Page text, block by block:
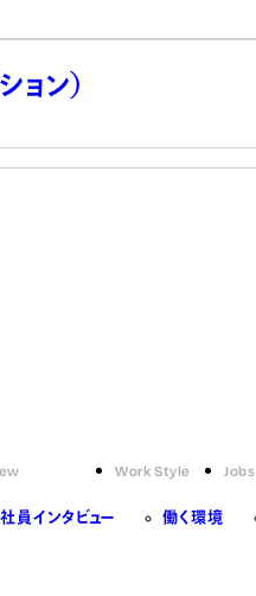
ョン）
社員インタビュー
Work Style
働く環境
Jobs